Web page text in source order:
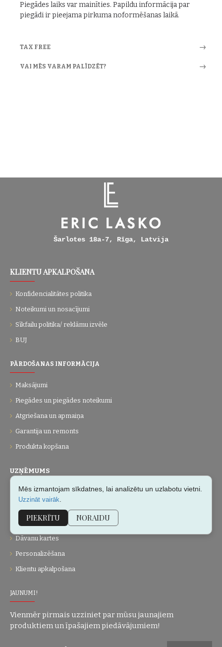
Piegādes laiks var mainīties. Papildu informācija par
piegādi ir pieejama pirkuma noformēšanas laikā.
TAX FREE
VAI MĒS VARAM PALĪDZĒT?
Šarlotes 18a-7, Rīga, Latvija
KLIENTU APKALPOŠANA
Konfidencialitātes politika
Noteikumi un nosacījumi
Sīkfailu politika/ reklāmu izvēle
BUJ
PĀRDOŠANAS INFORMĀCIJA
Maksājumi
Piegādes un piegādes noteikumi
Atgriešana un apmaiņa
Garantija un remonts
Produkta kopšana
UZŅĒMUMS
Par mums
Vietnes karte
Dāvanu kartes
Personalizēšana
Klientu apkalpošana
JAUNUMI!
Vienmēr pirmais uzziniet par mūsu jaunajiem
produktiem un īpašajiem piedāvājumiem!
Mēs izmantojam sīkdatnes, lai analizētu un uzlabotu vietni.
Uzzināt vairāk
PIEKRĪTU NORAIDU